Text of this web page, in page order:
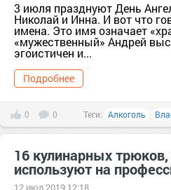
3 июля празднуют День
Николай и Инна. И вот что
имена. Это имя означает
«мужественный» Андрей
эгоистичен и...
Подробнее
0 0 Теги: Алкоголь
16 кулинарных
используют на
12 июл 2019 12:18